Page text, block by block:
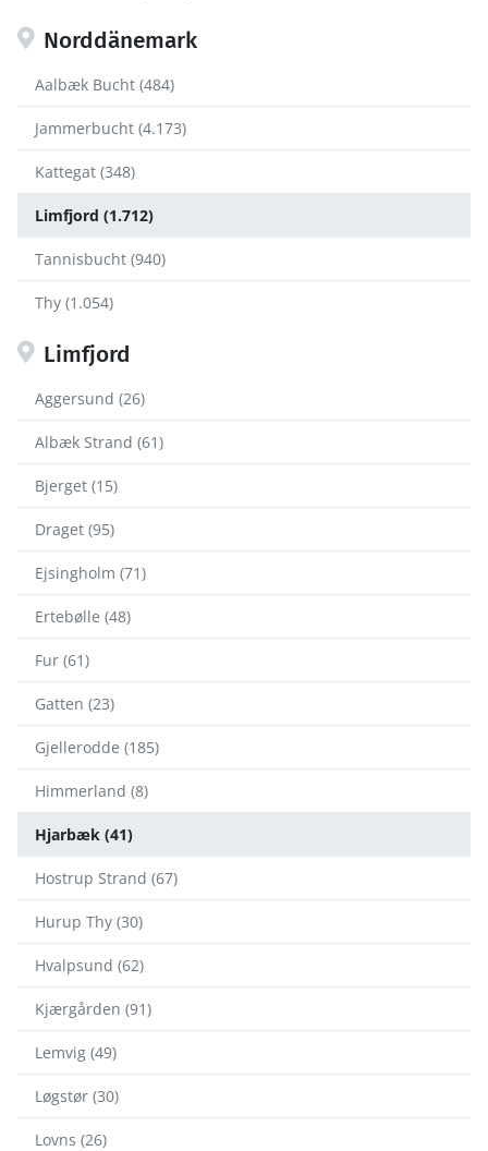
Norddänemark
Aalbæk Bucht (484)
Jammerbucht (4.173)
Kattegat (348)
Limfjord (1.712)
Tannisbucht (940)
Thy (1.054)
Limfjord
Aggersund (26)
Albæk Strand (61)
Bjerget (15)
Draget (95)
Ejsingholm (71)
Ertebølle (48)
Fur (61)
Gatten (23)
Gjellerodde (185)
Himmerland (8)
Hjarbæk (41)
Hostrup Strand (67)
Hurup Thy (30)
Hvalpsund (62)
Kjærgården (91)
Lemvig (49)
Løgstør (30)
Lovns (26)